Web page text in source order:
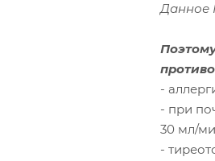
Данное
-
- при
30 мл/
-